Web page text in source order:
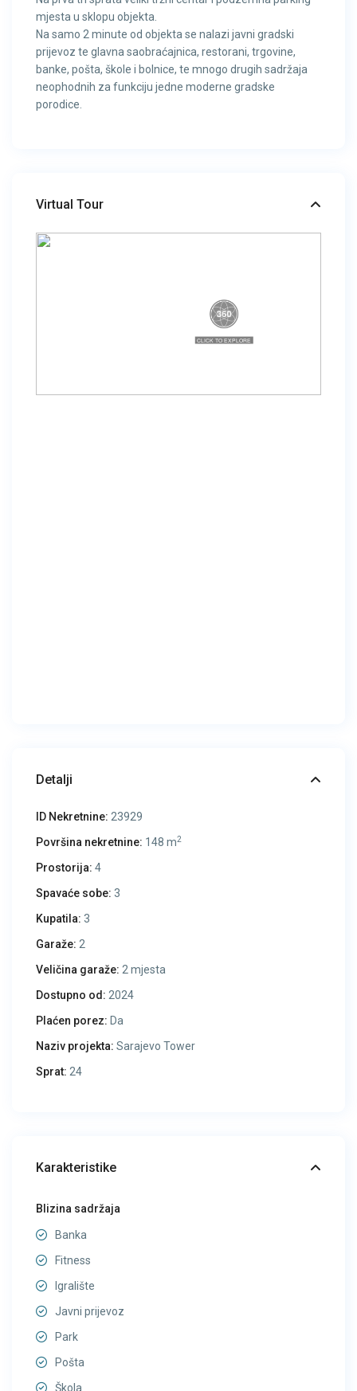
mjesta u sklopu objekta.
Na samo 2 minute od objekta se nalazi javni gradski
prijevoz te glavna saobraćajnica, restorani, trgovine,
banke, pošta, škole i bolnice, te mnogo drugih sadržaja
neophodnih za funkciju jedne moderne gradske
porodice.
Virtual Tour
Detalji
ID Nekretnine: 23929
Površina nekretnine: 148 m2
Prostorija: 4
Spavaće sobe: 3
Kupatila: 3
Garaže: 2
Veličina garaže: 2 mjesta
Dostupno od: 2024
Plaćen porez: Da
Naziv projekta: Sarajevo Tower
Sprat: 24
Karakteristike
Blizina sadržaja
Banka
Fitness
Igralište
Javni prijevoz
Park
Pošta
Škola